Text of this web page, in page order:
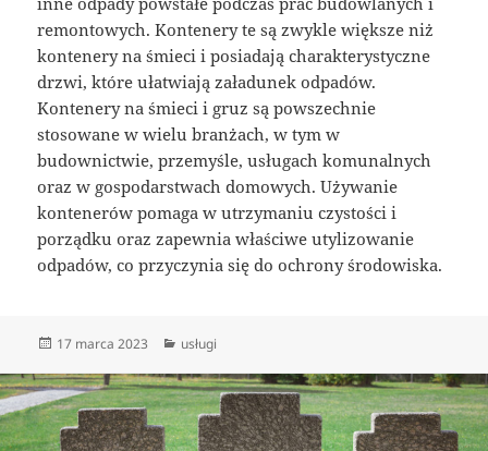
remontowych. Kontenery te są zwykle większe niż
kontenery na śmieci i posiadają charakterystyczne
drzwi, które ułatwiają załadunek odpadów.
Kontenery na śmieci i gruz są powszechnie
stosowane w wielu branżach, w tym w
budownictwie, przemyśle, usługach komunalnych
oraz w gospodarstwach domowych. Używanie
kontenerów pomaga w utrzymaniu czystości i
porządku oraz zapewnia właściwe utylizowanie
odpadów, co przyczynia się do ochrony środowiska.
Data
17 marca 2023 Kategorie
usługi